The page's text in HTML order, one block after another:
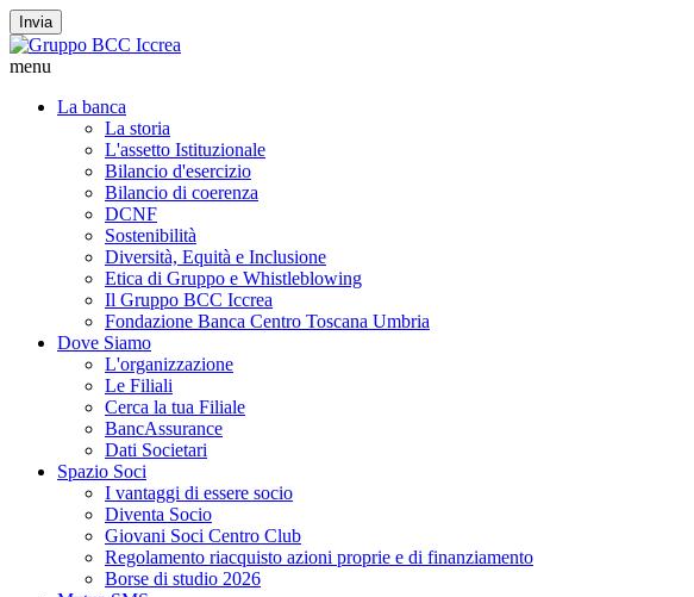
Invia
menu
La banca
La storia
L'assetto Istituzionale
Bilancio d'esercizio
Bilancio di coerenza
DCNF
Sostenibilità
Diversità, Equità e Inclusione
Etica di Gruppo e Whistleblowing
Il Gruppo BCC Iccrea
Fondazione Banca Centro Toscana Umbria
Dove Siamo
L'organizzazione
Le Filiali
Cerca la tua Filiale
BancAssurance
Dati Societari
Spazio Soci
I vantaggi di essere socio
Diventa Socio
Giovani Soci Centro Club
Regolamento riacquisto azioni proprie e di finanziamento
Borse di studio 2026